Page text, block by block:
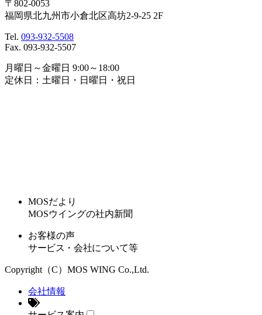
〒802-0053
福岡県北九州市小倉北区高坊2-9-25 2F
Tel. 093-932-5508
Fax. 093-932-5507
月曜日～金曜日 9:00～18:00
定休日：土曜日・日曜日・祝日
MOSだより
MOSウイングの社内新聞
お客様の声
サービス・会社について等
Copyright（C）MOS WING Co.,Ltd.
会社情報